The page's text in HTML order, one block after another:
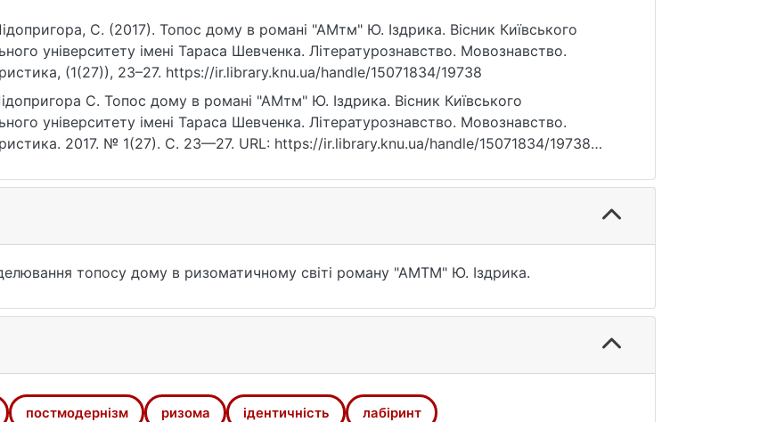
С. (2017). Топос дому в романі "АМтм" Ю. Іздрика. Вісник Київського
університету імені Тараса Шевченка. Літературознавство. Мовознавство.
(1(27)), 23–27. https://ir.library.knu.ua/handle/15071834/19738
С. Топос дому в романі "АМтм" Ю. Іздрика. Вісник Київського
університету імені Тараса Шевченка. Літературознавство. Мовознавство.
2017. № 1(27). С. 23—27. URL: https://ir.library.knu.ua/handle/15071834/19738
топосу дому в ризоматичному світі роману "АМТМ" Ю. Іздрика.
постмодернізм ризома ідентичність лабіринт